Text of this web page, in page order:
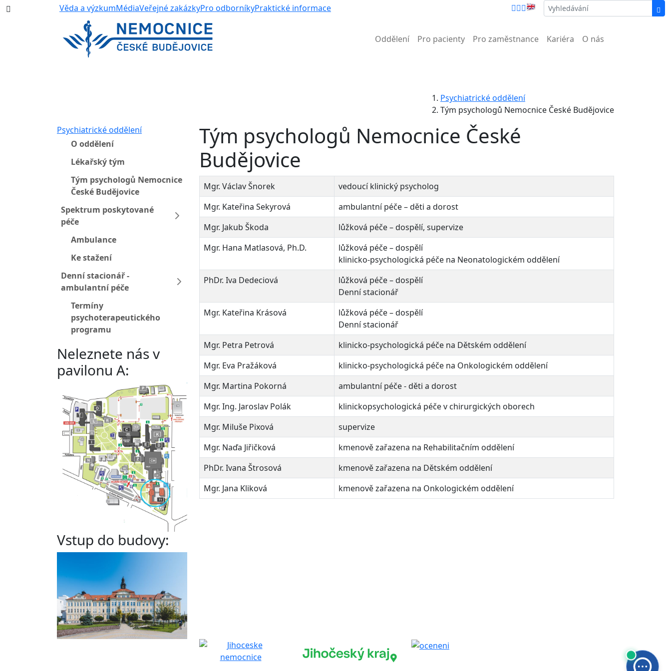
Věda a výzkumMédiaVeřejné zakázkyPro odborníkyPraktické informace
Oddělení Pro pacienty Pro zaměstnance Kariéra O nás
Psychiatrické oddělení
Tým psychologů Nemocnice České Budějovice
Psychiatrické oddělení
O oddělení
Lékařský tým
Tým psychologů Nemocnice
České Budějovice
Spektrum poskytované
péče
Ambulance
Ke stažení
Denní stacionář -
ambulantní péče
Termíny
psychoterapeutického
programu
Neleznete nás v
pavilonu A:
Vstup do budovy:
Tým psychologů Nemocnice České
Budějovice
Mgr. Václav Šnorek
vedoucí klinický psycholog
Mgr. Kateřina Sekyrová
ambulantní péče – děti a dorost
Mgr. Jakub Škoda
lůžková péče – dospělí, supervize
Mgr. Hana Matlasová, Ph.D.
lůžková péče – dospělí
klinicko-psychologická péče na Neonatologickém oddělení
PhDr. Iva Dedeciová
lůžková péče – dospělí
Denní stacionář
Mgr. Kateřina Krásová
lůžková péče – dospělí
Denní stacionář
Mgr. Petra Petrová
klinicko-psychologická péče na Dětském oddělení
Mgr. Eva Pražáková
klinicko-psychologická péče na Onkologickém oddělení
Mgr. Martina Pokorná
ambulantní péče - děti a dorost
Mgr. Ing. Jaroslav Polák
klinickopsychologická péče v chirurgických oborech
Mgr. Miluše Pixová
supervize
Mgr. Naďa Jiřičková
kmenově zařazena na Rehabilitačním oddělení
PhDr. Ivana Štrosová
kmenově zařazena na Dětském oddělení
Mgr. Jana Kliková
kmenově zařazena na Onkologickém oddělení